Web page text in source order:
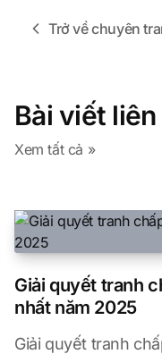
Trở về chuyên
Bài viết
Xem tất cả »
Giải quyết tranh
nhất năm 2025
Giải quyết tranh